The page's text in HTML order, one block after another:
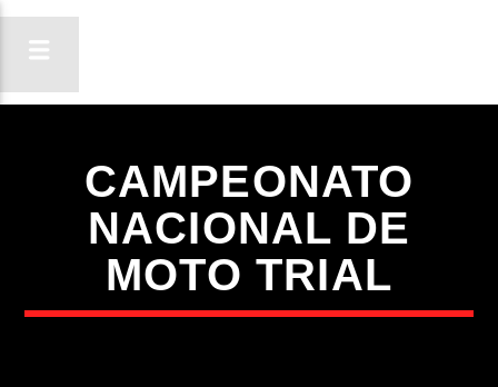
ON FM
LIGA-TE
CAMPEONATO
NACIONAL DE
MOTO TRIAL